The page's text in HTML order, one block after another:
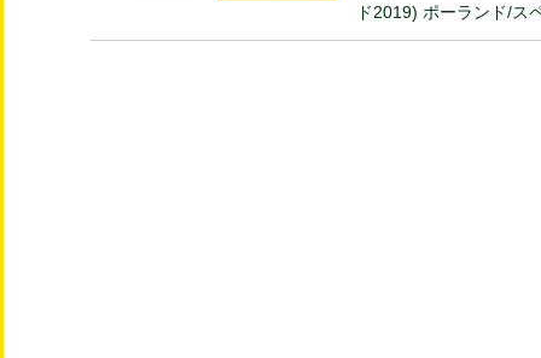
ド2019) ポーランド/ス